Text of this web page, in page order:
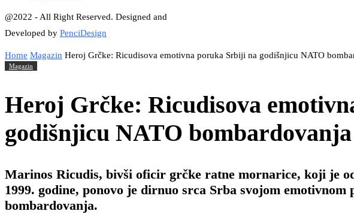
@2022 - All Right Reserved. Designed and
Developed by PenciDesign
Home Magazin Heroj Grčke: Ricudisova emotivna poruka Srbiji na godišnjicu NATO
Magazin
Heroj Grčke: Ricudisova
godišnjicu NATO bombardovanja
Marinos Ricudis, bivši oficir grčke ratne mornarice, koji je
1999. godine, ponovo je dirnuo srca Srba svojom
bombardovanja.